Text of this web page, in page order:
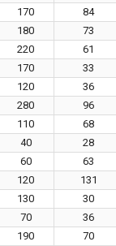
170 84
180 73
220 61
170 33
120 36
280 96
110 68
40 28
60 63
120 131
130 30
70 36
190 70